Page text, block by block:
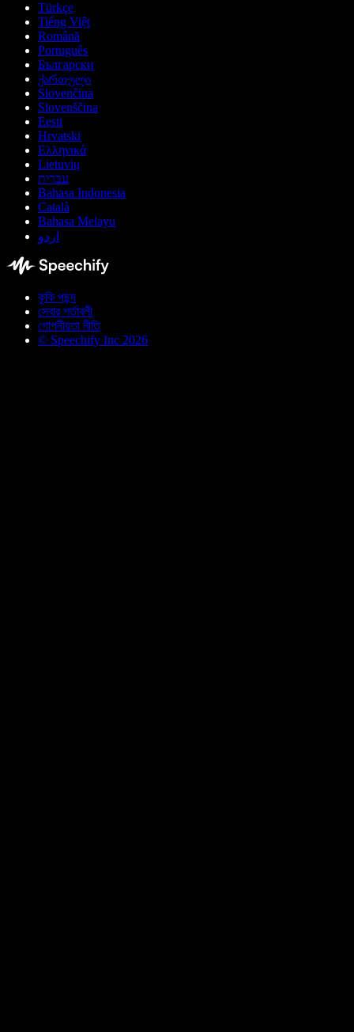
Türkçe
Tiếng Việt
Română
Português
Български
ქართული
Slovenčina
Slovenščina
Eesti
Hrvatski
Ελληνικά
Lietuvių
עברית
Bahasa Indonesia
Català
Bahasa Melayu
اردو
কুকি পছন্দ
সেবার শর্তাবলী
গোপনীয়তা নীতি
© Speechify Inc 2026